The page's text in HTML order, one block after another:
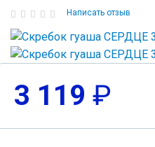
Написать отзыв
3 119 ₽